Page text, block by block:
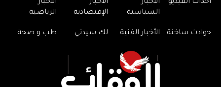
أحداث الفيديو
الأخبار
السياسية
الأخبار
الإقتصادية
الأخبار
الرياضية
حوادث ساخنة الأخبار الفنية لك سيدتي طب و صحة